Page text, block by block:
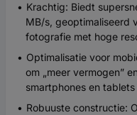
Krachtig: Biedt
MB/s, geoptimaliseerd
fotografie met hoge
Optimalisatie voor
om „meer vermogen”
smartphones en
Robuuste constructie: